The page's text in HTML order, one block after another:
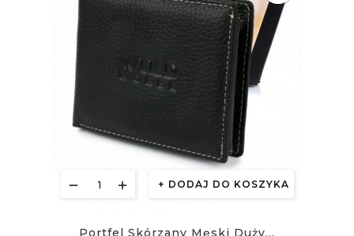
DODAJ DO KOSZYKA
Portfel Skórzany Męski Duży...